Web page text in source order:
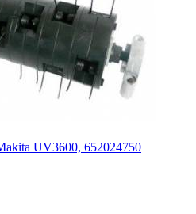
UV3600, 652024750